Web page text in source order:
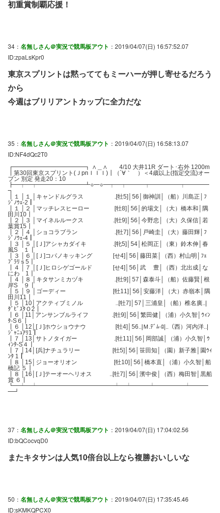
初重賞制覇応援！
34： 名無しさん＠実況で競馬板アウト ：2019/04/07(日) 16:57:52.07
ID:zpaLsKpr0
東京スプリントは黙っててもミーハーが押し寄せるだろう
から
今週はブリリアントカップに全力だな
35： 名無しさん＠実況で競馬板アウト ：2019/04/07(日) 16:58:13.07
ID:NF4dQc2T0
┏━━━━━━━━━━━━┓ ∧＿∧ 4/10 大井11R ダート･右外 1200m
┃第30回東京スプリント(ＪpnＩＩＩ)┃（´∀｀ ）＜4歳以上(指定交流)オー
プン 別定 発走20：10
┣━┯━┯━━━━━━━━┻○━○━┯━┯━━━┯━━━━━┯━━━━
┓
┃１ │１ │キャンドルグラス .[牡5]│56│御神訓│（船）川島正│ﾌ
ｼﾞﾉｳｪ-2┃
┃１ │２ │マッチレスヒーロー [牡8]│56│的場文│（大）橋本和│隅
田川10┃
┃２ │３ │マイネルルークス .[牡9]│56│今野忠│（大）久保信│若
葉賞15┃
┃２ │４ │ショコラブラン .[牡7]│56│戸崎圭│（大）藤田輝│ﾌ
ｼﾞﾉｳｪ-4┃
┃３ │５ │[Ｊ]アシャカダイキ .[牝5]│54│松岡正│（東）鈴木伸│春
風S １┃
┃３ │６ │[Ｊ]コパノキッキング [せ4]│56│藤田菜│（西）村山明│ﾌｪ
ﾌﾞﾗﾘｓ5┃
┃４ │７ │[Ｊ]ヒロシゲゴールド [せ4]│56│武 豊│（西）北出成│な
にわ 1┃
┃４ │８ │キタサンミカヅキ .[牡9]│57│森泰斗│（船）佐藤賢│根
岸S ９┃
┃５ │９ │ゴーディー [牡11]│56│安藤洋│（大）赤嶺本│隅
田川11┃
┃５ │10│アクティブミノル ..[牡7]│57│三浦皇│（船）椎名廣..|
ﾀﾞﾋﾞｽﾀＯ2┃
┃６ │11│アンサンブルライフ .[牡9]│56│繁田健│（浦）小久智│ｳｨﾝ
ﾀ-S６┃
┃６ │12│[Ｊ]ホウショウナウ [牡4]│56..|Ｍ.ﾃﾞﾑ-ﾛ|..（西）河内洋..|
ｼﾞｬﾆｭｱﾘ1┃
┃７ │13│サトノタイガー .[牡11]│56│岡部誠│（浦）小久智│ｳ
ｨﾝﾀ-S４┃
┃７ │14│[兵]ナチュラリー [牡5]│56│笹田知│（園）新子雅│園ｳｨ
ﾝﾀ 1┃
┃８ │15│ジョーオリオン [牡10]│56│橋本直│（浦）小久智│船
橋記 ５┃
┃８ │16│[Ｊ]テーオーヘリオス ..[牡7]│56│濱中俊│（西）梅田智│黒船
賞 ６┃
┗━┷━┷━━━━━━━━━━━━━┷━┷━━━┷━━━━━┷━━━
━┛
37： 名無しさん＠実況で競馬板アウト ：2019/04/07(日) 17:04:02.56
ID:bQCocvqD0
またキタサンは人気10倍台以上なら複勝おいしいな
50： 名無しさん＠実況で競馬板アウト ：2019/04/07(日) 17:35:45.46
ID:sKMKQPCX0